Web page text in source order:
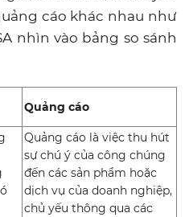
cáo khác nhau như
nhìn vào bảng so sánh
Quảng cáo
Quảng cáo là việc thu hút
sự chú ý của công chúng
đến các sản phẩm hoặc
dịch vụ của doanh nghiệp,
chủ yếu thông qua các